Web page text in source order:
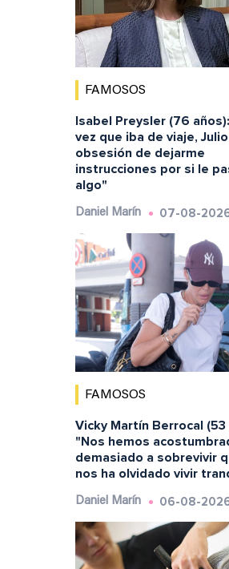
FAMOSOS
Isabel Preysler (76
vez que iba de viaje,
obsesión de dejarme
instrucciones por si le
algo"
Daniel Marín 07-08-
FAMOSOS
Vicky Martín Berrocal (53
"Nos hemos
demasiado a sobrevivir
nos ha olvidado vivir
Daniel Marín 06-08-